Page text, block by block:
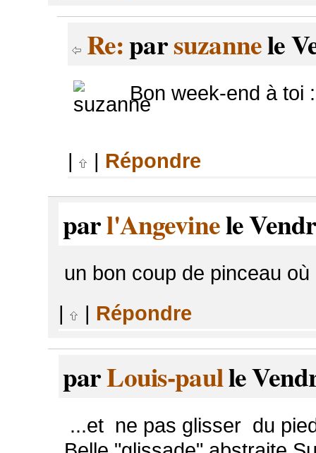
Re:parsuzannele
Bon week-end à toi
| | Répondre
parl'Angevinele
un bon coup de pinceau
|
| Répondre
parLouis-paulle
...et ne pas glisser du